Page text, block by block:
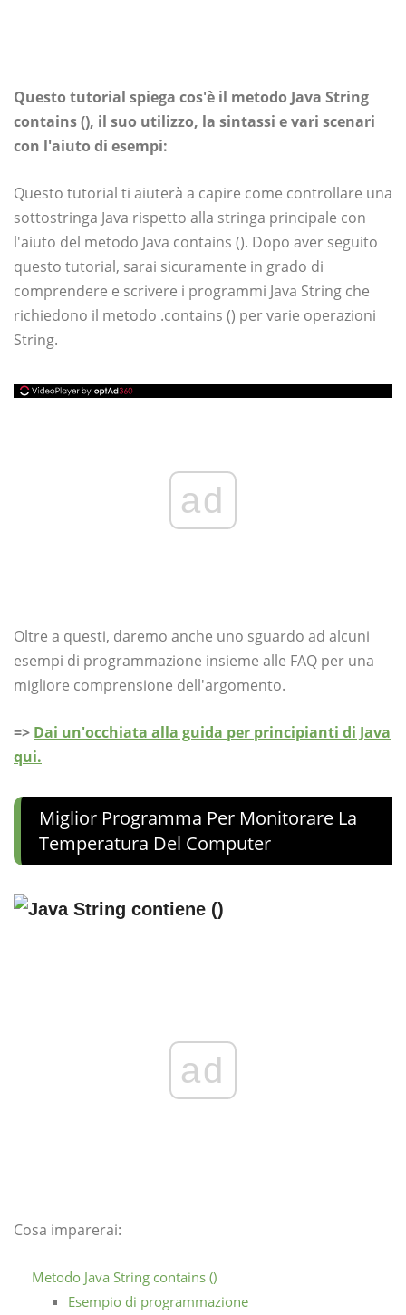
Questo tutorial spiega cos'è il metodo Java String
contains (), il suo utilizzo, la sintassi e vari scenari
con l'aiuto di esempi:
Questo tutorial ti aiuterà a capire come controllare una
sottostringa Java rispetto alla stringa principale con
l'aiuto del metodo Java contains (). Dopo aver seguito
questo tutorial, sarai sicuramente in grado di
comprendere e scrivere i programmi Java String che
richiedono il metodo .contains () per varie operazioni
String.
ad
Oltre a questi, daremo anche uno sguardo ad alcuni
esempi di programmazione insieme alle FAQ per una
migliore comprensione dell'argomento.
=> Dai un'occhiata alla guida per principianti di Java
qui.
Miglior Programma Per Monitorare La
Temperatura Del Computer
ad
Cosa imparerai:
Metodo Java String contains ()
Esempio di programmazione